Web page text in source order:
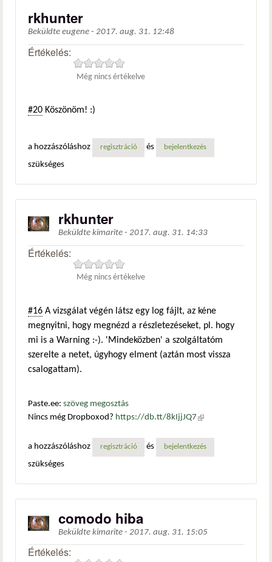
rkhunter
Beküldte eugene - 2017. aug. 31. 12:48
Értékelés:
Még nincs értékelve
#20 Köszönöm! :)
a hozzászóláshoz regisztráció és bejelentkezés
szükséges
rkhunter
Beküldte kimarite - 2017. aug. 31. 14:33
Értékelés:
Még nincs értékelve
#16 A vizsgálat végén látsz egy log fájlt, az kéne
megnyitni, hogy megnézd a részletezéseket, pl. hogy
mi is a Warning :-). 'Mindeközben' a szolgáltatóm
szerelte a netet, úgyhogy elment (aztán most vissza
csalogattam).
Paste.ee: szöveg megosztás
Nincs még Dropboxod? https://db.tt/8kIjjJQ7 (külső
a hozzászóláshoz
regisztráció és bejelentkezés
szükséges
comodo hiba
Beküldte kimarite - 2017. aug. 31. 15:05
Értékelés: